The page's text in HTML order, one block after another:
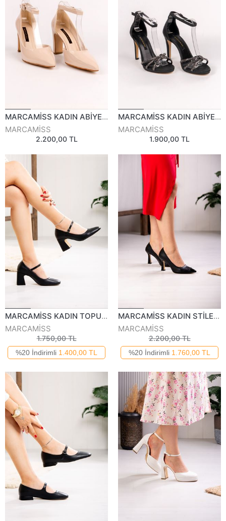
MARCAMİSS KADIN ABİYE AYAKKABI 794825Y
MARCAMİSS
2.200,00 TL
MARCAMİSS KADIN ABİYE AYAKKABI 811524Y
MARCAMİSS
1.900,00 TL
MARCAMİSS KADIN TOPUKLU AYAKKABI 825024Y
MARCAMİSS
1.750,00 TL
%20 İndirimli 1.400,00 TL
MARCAMİSS KADIN STİLETTO 825825Y
MARCAMİSS
2.200,00 TL
%20 İndirimli 1.760,00 TL